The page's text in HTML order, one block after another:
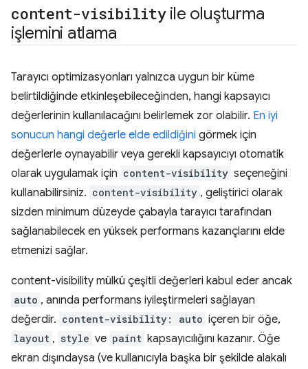
content-visibilityile oluşturma
işlemini atlama
Tarayıcı optimizasyonları yalnızca uygun bir küme
belirtildiğinde etkinleşebileceğinden, hangi kapsayıcı
değerlerinin kullanılacağını belirlemek zor olabilir. En iyi
sonucun hangi değerle elde edildiğini görmek için
değerlerle oynayabilir veya gerekli kapsayıcıyı otomatik
olarak uygulamak için content-visibility seçeneğini
kullanabilirsiniz. content-visibility , geliştirici olarak
sizden minimum düzeyde çabayla tarayıcı tarafından
sağlanabilecek en yüksek performans kazançlarını elde
etmenizi sağlar.
content-visibility mülkü çeşitli değerleri kabul eder ancak
auto , anında performans iyileştirmeleri sağlayan
değerdir. content-visibility: auto içeren bir öğe,
layout , style ve paint kapsayıcılığını kazanır. Öğe
ekran dışındaysa (ve kullanıcıyla başka bir şekilde alakalı